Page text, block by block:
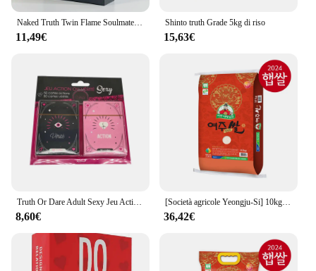
11,49€
Shinto truth Grade 5kg di riso
15,63€
8,60€
[Società agricole Yeongju-Si] 10kg di riso Yeongju (grado superiore/verità)
36,42€